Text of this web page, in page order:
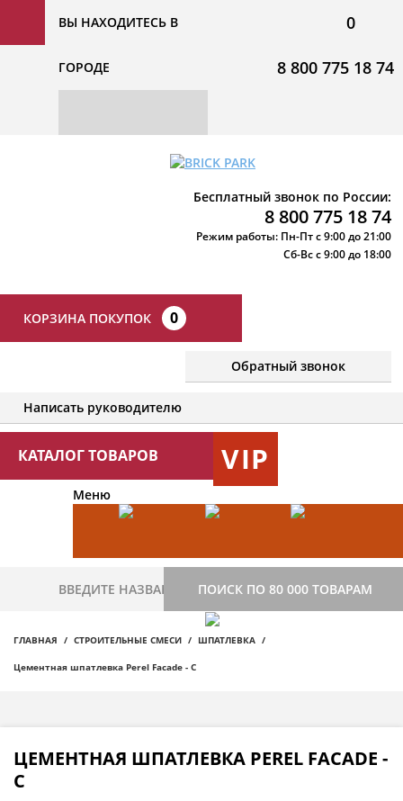
ВЫ НАХОДИТЕСЬ В
ГОРОДЕ
0
8 800 775 18 74
Бесплатный звонок по России:
8 800 775 18 74
Режим работы: Пн-Пт с 9:00 до 21:00
Сб-Вс с 9:00 до 18:00
КОРЗИНА ПОКУПОК 0
Обратный звонок
Написать руководителю
КАТАЛОГ ТОВАРОВ VIP
Меню
ПОИСК ПО 80 000 ТОВАРАМ
ГЛАВНАЯ СТРОИТЕЛЬНЫЕ СМЕСИ ШПАТЛЕВКА
Цементная шпатлевка Perel Facade - C
ЦЕМЕНТНАЯ ШПАТЛЕВКА PEREL FACADE -
C